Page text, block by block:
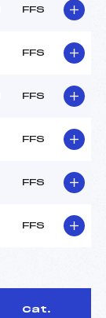
FFS
FFS
FFS
FFS
FFS
FFS
Cat.